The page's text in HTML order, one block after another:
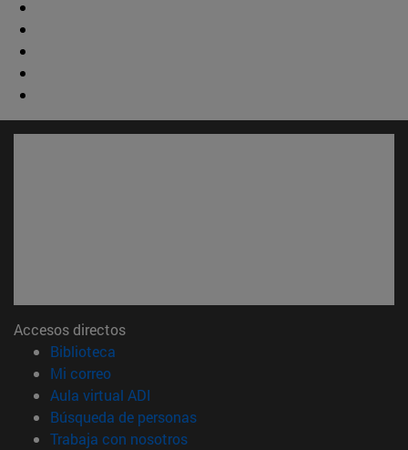
Accesos directos
Biblioteca
Mi correo(abre en nueva ventana)
Aula virtual ADI
Búsqueda de personas(abre en nueva ventana)
Trabaja con nosotros(abre en nueva ventana)